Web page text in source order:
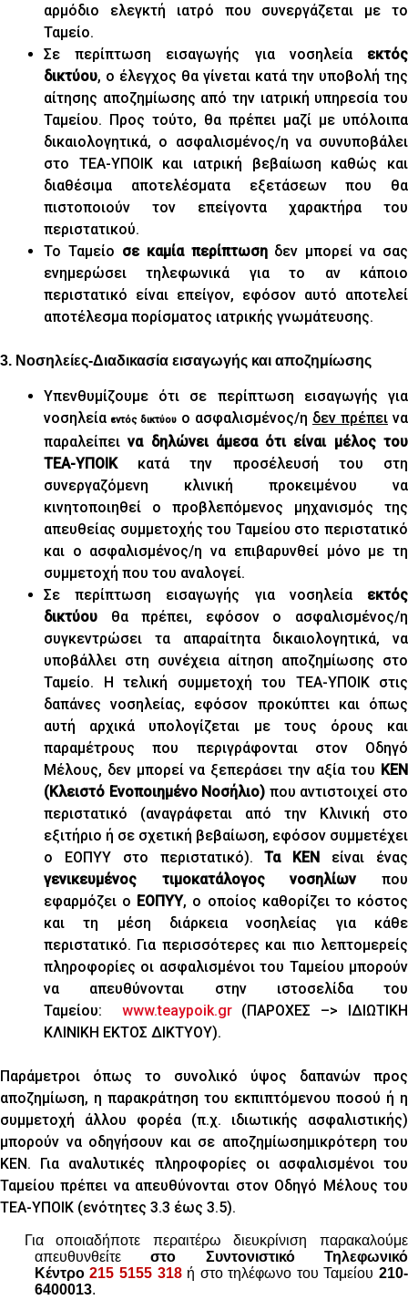
αρμόδιο ελεγκτή ιατρό που συνεργάζεται με το
Ταμείο.
Σε περίπτωση εισαγωγής για νοσηλεία εκτός
δικτύου, ο έλεγχος θα γίνεται κατά την υποβολή της
αίτησης αποζημίωσης από την ιατρική υπηρεσία του
Ταμείου. Προς τούτο, θα πρέπει μαζί με υπόλοιπα
δικαιολογητικά, ο ασφαλισμένος/η να συνυποβάλει
στο ΤΕΑ-ΥΠΟΙΚ και ιατρική βεβαίωση καθώς και
διαθέσιμα αποτελέσματα εξετάσεων που θα
πιστοποιούν τον επείγοντα χαρακτήρα του
περιστατικού.
Το Ταμείο σε καμία περίπτωσηδεν μπορεί να σας
ενημερώσει τηλεφωνικά για το αν κάποιο
περιστατικό είναι επείγον, εφόσον αυτό αποτελεί
αποτέλεσμα πορίσματος ιατρικής γνωμάτευσης.
3. Νοσηλείες-Διαδικασία εισαγωγής και αποζημίωσης
Υπενθυμίζουμε ότι σε περίπτωση εισαγωγής για
νοσηλεία εντός δικτύου ο ασφαλισμένος/η δεν πρέπει να
παραλείπεινα δηλώνει άμεσα ότι είναι μέλος του
ΤΕΑ-ΥΠΟΙΚκατά την προσέλευσή του στη
συνεργαζόμενη κλινική προκειμένου να
κινητοποιηθεί ο προβλεπόμενος μηχανισμός της
απευθείας συμμετοχής του Ταμείου στο περιστατικό
και ο ασφαλισμένος/η να επιβαρυνθεί μόνο με τη
συμμετοχή που του αναλογεί.
Σε περίπτωση εισαγωγής για νοσηλείαεκτός
δικτύου θα πρέπει, εφόσον ο ασφαλισμένος/η
συγκεντρώσει τα απαραίτητα δικαιολογητικά, να
υποβάλλει στη συνέχεια αίτηση αποζημίωσης στο
Ταμείο. Η τελική συμμετοχή του ΤΕΑ-ΥΠΟΙΚ στις
δαπάνες νοσηλείας, εφόσον προκύπτει και όπως
αυτή αρχικά υπολογίζεται με τους όρους και
παραμέτρους που περιγράφονται στον Οδηγό
Μέλους, δεν μπορεί να ξεπεράσει την αξία του ΚΕΝ
(Κλειστό Ενοποιημένο Νοσήλιο) που αντιστοιχεί στο
περιστατικό (αναγράφεται από την Κλινική στο
εξιτήριο ή σε σχετική βεβαίωση, εφόσον συμμετέχει
ο ΕΟΠΥΥ στο περιστατικό).Τα ΚΕΝ είναι ένας
γενικευμένος τιμοκατάλογος νοσηλίων που
εφαρμόζει ο ΕΟΠΥΥ, ο οποίος καθορίζει το κόστος
και τη μέση διάρκεια νοσηλείας για κάθε
περιστατικό. Για περισσότερες και πιο λεπτομερείς
πληροφορίες οι ασφαλισμένοι του Ταμείου μπορούν
να απευθύνονται στην ιστοσελίδα του
Ταμείου: www.teaypoik.gr (ΠΑΡΟΧΕΣ –> ΙΔΙΩΤΙΚΗ
ΚΛΙΝΙΚΗ ΕΚΤΟΣ ΔΙΚΤΥΟΥ).
Παράμετροι όπως το συνολικό ύψος δαπανών προς
αποζημίωση, η παρακράτηση του εκπιπτόμενου ποσού ή η
συμμετοχή άλλου φορέα (π.χ. ιδιωτικής ασφαλιστικής)
μπορούν να οδηγήσουν και σε αποζημίωσημικρότερη του
ΚΕΝ. Για αναλυτικές πληροφορίες οι ασφαλισμένοι του
Ταμείου πρέπει να απευθύνονται στον Οδηγό Μέλους του
ΤΕΑ-ΥΠΟΙΚ (ενότητες 3.3 έως 3.5).
οποιαδήποτε περαιτέρω διευκρίνιση παρακαλούμε
απευθυνθείτεστο Συντονιστικό Τηλεφωνικό
Κέντρο 215 5155 318ή στο τηλέφωνο του Ταμείου210-
6400013.